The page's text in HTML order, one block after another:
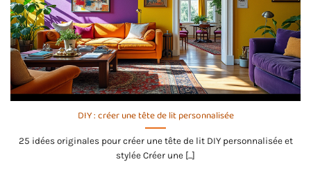
DIY : créer une tête de lit personnalisée
25 idées originales pour créer une tête de lit DIY personnalisée et
stylée Créer une [...]